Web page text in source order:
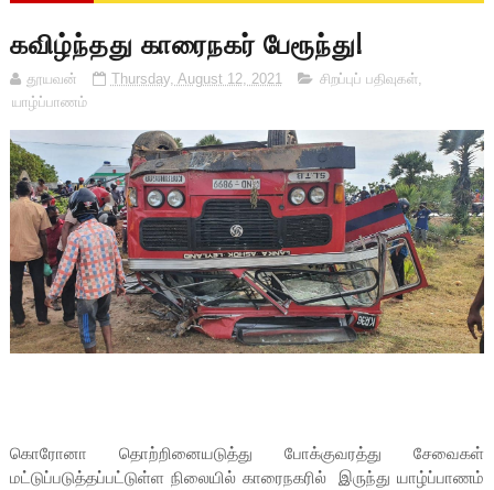
கவிழ்ந்தது காரைநகர் பேரூந்து!
தூயவன் Thursday, August 12, 2021 சிறப்புப் பதிவுகள்,
யாழ்ப்பாணம்
கொரோனா தொற்றினையடுத்து போக்குவரத்து சேவைகள்
மட்டுப்படுத்தப்பட்டுள்ள நிலையில் காரைநகரில் இருந்து யாழ்ப்பாணம்